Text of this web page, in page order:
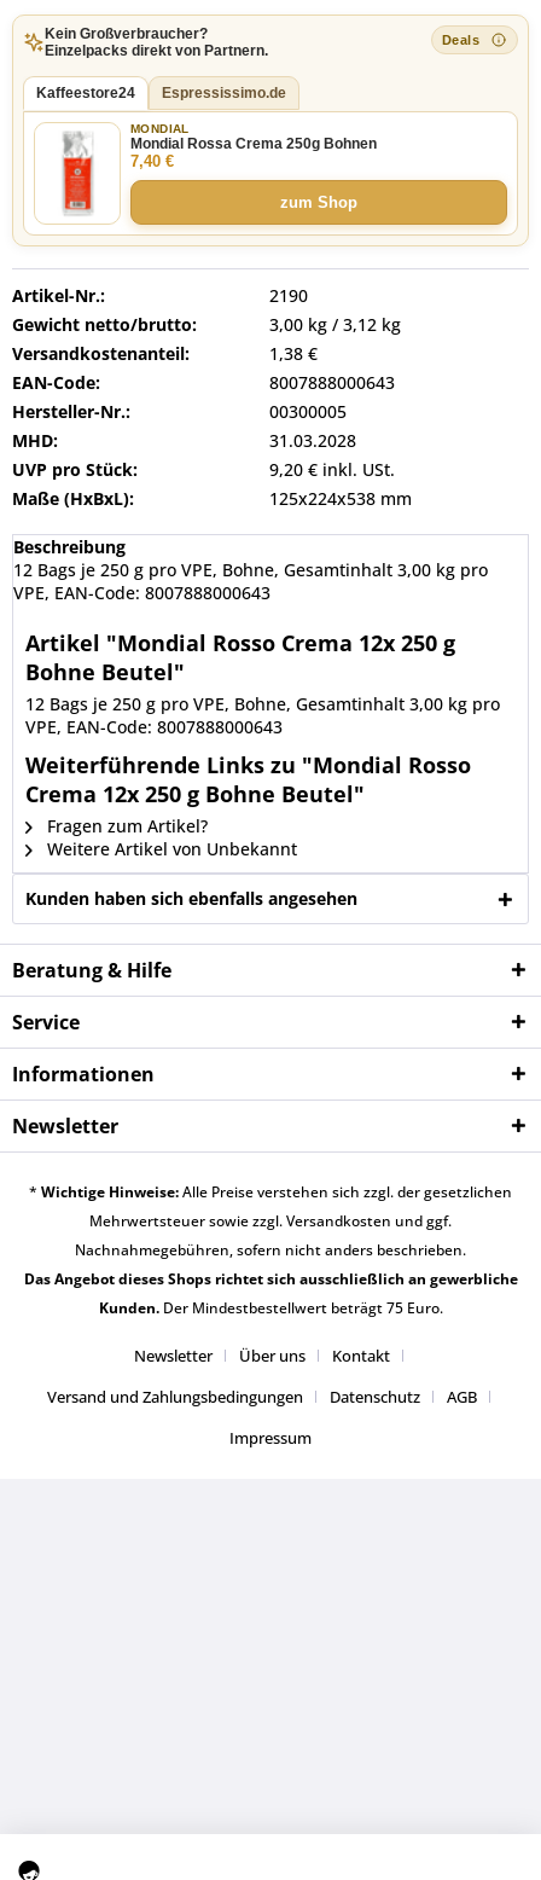
Kein Großverbraucher?
Einzelpacks direkt von Partnern.
Kaffeestore24 Espressissimo.de
MONDIAL
Mondial Rossa Crema 250g Bohnen
7,40 €
zum Shop
Artikel-Nr.:
2190
Gewicht netto/brutto:
3,00 kg / 3,12 kg
Versandkostenanteil:
1,38 €
EAN-Code:
8007888000643
Hersteller-Nr.:
00300005
MHD:
31.03.2028
UVP pro Stück:
9,20 € inkl. USt.
Maße (HxBxL):
125x224x538 mm
Beschreibung
12 Bags je 250 g pro VPE, Bohne, Gesamtinhalt 3,00 kg pro
VPE, EAN-Code: 8007888000643
Artikel "Mondial Rosso Crema 12x 250 g
Bohne Beutel"
12 Bags je 250 g pro VPE, Bohne, Gesamtinhalt 3,00 kg pro
VPE, EAN-Code: 8007888000643
Weiterführende Links zu "Mondial Rosso
Crema 12x 250 g Bohne Beutel"
Fragen zum Artikel?
Weitere Artikel von Unbekannt
Kunden haben sich ebenfalls angesehen
Beratung & Hilfe
Service
Informationen
Newsletter
* Wichtige Hinweise:Alle Preise verstehen sich zzgl. der gesetzlichen
Mehrwertsteuer sowie zzgl.Versandkosten und ggf.
Nachnahmegebühren, sofern nicht anders beschrieben.
Das Angebot dieses Shops richtet sich ausschließlich an gewerbliche
Kunden.Der Mindestbestellwert beträgt 75 Euro.
Newsletter Über uns
Kontakt
Versand und Zahlungsbedingungen
Datenschutz
AGB
Impressum